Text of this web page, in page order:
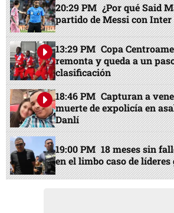
20:29 PM ¿Por qué Said
partido de Messi con
13:29 PM Copa
remonta y queda a un
clasificación
18:46 PM Capturan a
muerte de expolicía en
Danlí
19:00 PM 18 meses sin
en el limbo caso de